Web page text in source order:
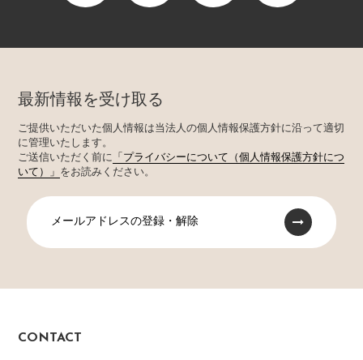
最新情報を受け取る
ご提供いただいた個人情報は当法人の個人情報保護方針に沿って適切
に管理いたします。
ご送信いただく前に
「プライバシーについて（個人情報保護方針につ
いて）」 をお読みください。
メールアドレスの登録・解除
CONTACT